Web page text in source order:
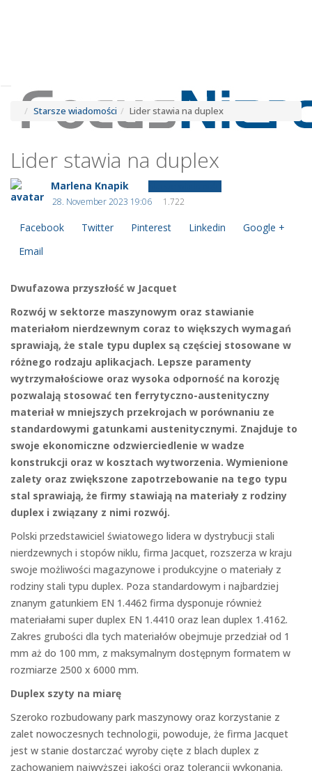
Starsze wiadomości Lider stawia na duplex
Lider stawia na duplex
Marlena Knapik
28. November 2023 19:06
1.722
Facebook Twitter Pinterest Linkedin
Google +
Email
Dwufazowa przyszłość w Jacquet
Rozwój w sektorze maszynowym oraz stawianie
materiałom nierdzewnym coraz to większych wymagań
sprawiają, że stale typu duplex są częściej stosowane w
różnego rodzaju aplikacjach. Lepsze paramenty
wytrzymałościowe oraz wysoka odporność na korozję
pozwalają stosować ten ferrytyczno-austenityczny
materiał w mniejszych przekrojach w porównaniu ze
standardowymi gatunkami austenitycznymi. Znajduje to
swoje ekonomiczne odzwierciedlenie w wadze
konstrukcji oraz w kosztach wytworzenia. Wymienione
zalety oraz zwiększone zapotrzebowanie na tego typu
stal sprawiają, że firmy stawiają na materiały z rodziny
duplex i związany z nimi rozwój.
Polski przedstawiciel światowego lidera w dystrybucji stali
nierdzewnych i stopów niklu, firma Jacquet, rozszerza w kraju
swoje możliwości magazynowe i produkcyjne o materiały z
rodziny stali typu duplex. Poza standardowym i najbardziej
znanym gatunkiem EN 1.4462 firma dysponuje również
materiałami super duplex EN 1.4410 oraz lean duplex 1.4162.
Zakres grubości dla tych materiałów obejmuje przedział od 1
mm aż do 100 mm, z maksymalnym dostępnym formatem w
rozmiarze 2500 x 6000 mm.
Duplex szyty na miarę
Szeroko rozbudowany park maszynowy oraz korzystanie z
zalet nowoczesnych technologii, powoduje, że firma Jacquet
jest w stanie dostarczać wyroby cięte z blach duplex z
zachowaniem najwyższej jakości oraz tolerancji wykonania.